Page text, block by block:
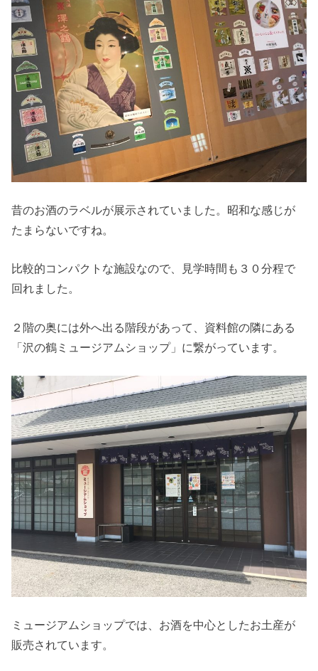
昔のお酒のラベルが展示されていました。昭和な感じが
たまらないですね。
比較的コンパクトな施設なので、見学時間も３０分程で
回れました。
２階の奥には外へ出る階段があって、資料館の隣にある
「沢の鶴ミュージアムショップ」に繋がっています。
ミュージアムショップでは、お酒を中心としたお土産が
販売されています。